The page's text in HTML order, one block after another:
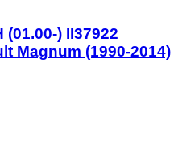
) II37922
Magnum (1990-2014)